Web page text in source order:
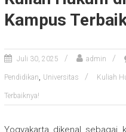
Kampus
Juli 30, 2025 admin
Pendidikan, Universitas Kuliah
Terbaiknya!
Yogyakarta dikenal sebagai